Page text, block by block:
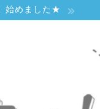
始めました★